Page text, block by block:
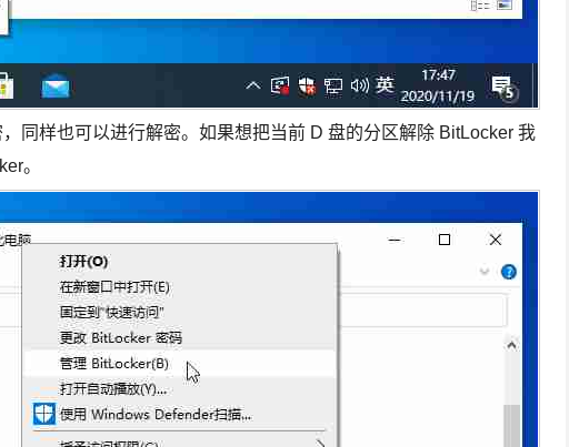
同样也可以进行解密。如果想把当前 D 盘的分区解除 BitLocker 我
。